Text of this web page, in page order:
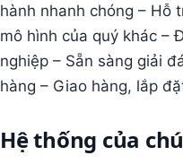
hành nhanh chóng – Hỗ
mô hình của quý khác –
nghiệp – Sẵn sàng giải
hàng – Giao hàng, lắp
Hệ thống của